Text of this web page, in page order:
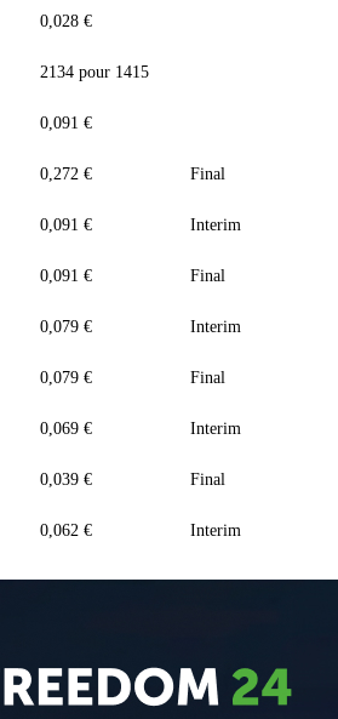
0,028 €
2134 pour 1415
0,091 €
0,272 € Final
0,091 € Interim
0,091 € Final
0,079 € Interim
0,079 € Final
0,069 € Interim
0,039 € Final
0,062 € Interim